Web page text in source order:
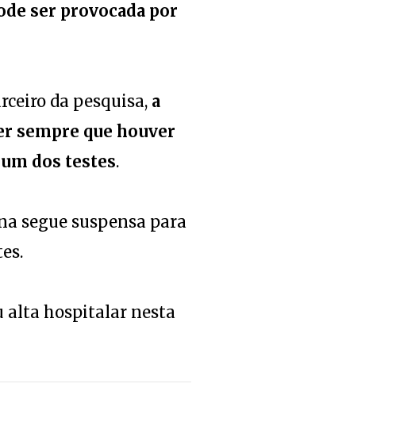
ser provocada por
da pesquisa, a
sempre que houver
dos testes.
segue suspensa para
alta hospitalar nesta